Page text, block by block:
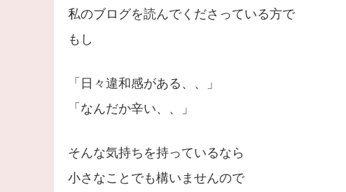
私のブログを読んでくださっている方で
もし
「日々違和感がある、、」
「なんだか辛い、、」
そんな気持ちを持っているなら
小さなことでも構いませんので